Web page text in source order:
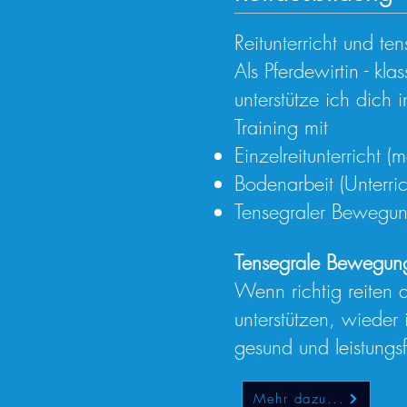
Reitunterricht und
Als Pferdewirtin -
unterstütze ich dich
Training mit
Einzelreitunterricht
Bodenarbeit
Tensegraler
Tensegrale
Wenn richtig reiten
unterstützen,
gesund und
Mehr dazu...